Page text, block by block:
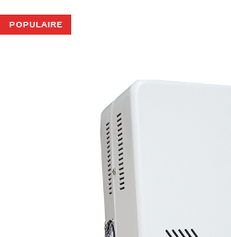
POPULAIRE